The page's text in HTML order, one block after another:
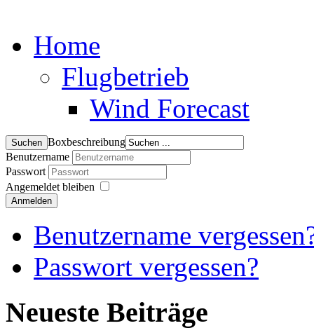
Home
Flugbetrieb
Wind Forecast
Boxbeschreibung
Benutzername
Passwort
Angemeldet bleiben
Anmelden
Benutzername
Passwort vergessen?
Neueste Beiträge